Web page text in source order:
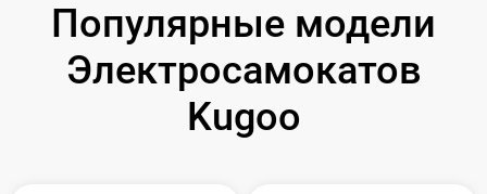
Популярные модели
Электросамокатов
Kugoo